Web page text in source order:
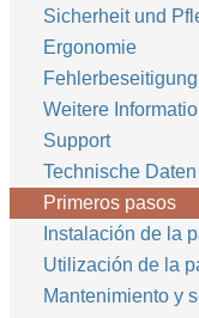
Sicherheit und
Ergonomie
Fehlerbeseitigung
Weitere
Support
Technische Daten
Primeros pasos
Instalación de la
Utilización de la
Mantenimiento y